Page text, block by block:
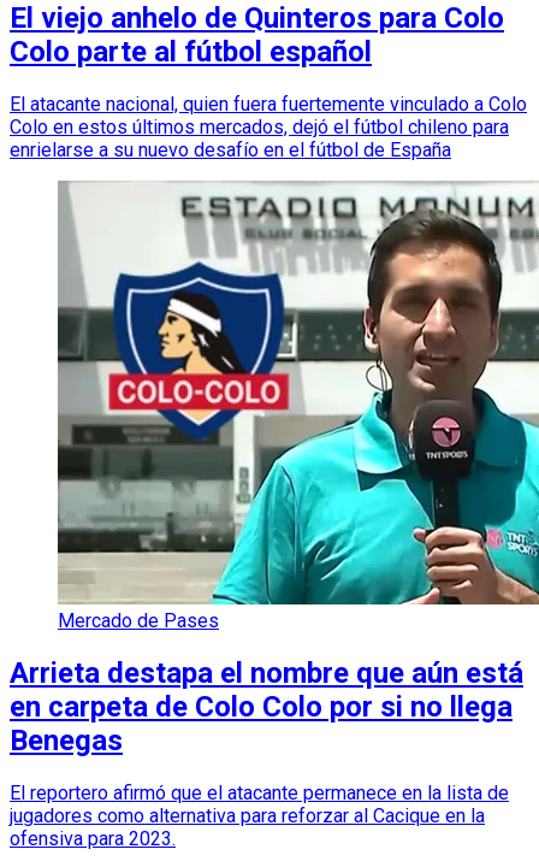
El viejo anhelo de Quinteros para Colo
Colo parte al fútbol español
El atacante nacional, quien fuera fuertemente vinculado a Colo
Colo en estos últimos mercados, dejó el fútbol chileno para
enrielarse a su nuevo desafío en el fútbol de España
Mercado de Pases
Arrieta destapa el nombre que aún está
en carpeta de Colo Colo por si no llega
Benegas
El reportero afirmó que el atacante permanece en la lista de
jugadores como alternativa para reforzar al Cacique en la
ofensiva para 2023.